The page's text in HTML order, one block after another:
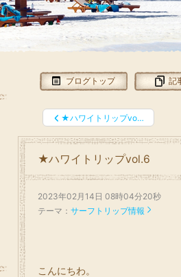
ブログトップ 記
★ハワイトリップvo…
★ハワイトリップvol.6
2023年02月14日 08時04分20秒
テーマ： サーフトリップ情報
こんにちわ。